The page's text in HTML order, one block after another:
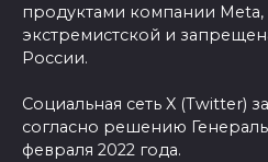
продуктами компании
экстремистской и
России.
Социальная сеть X (Twitter)
согласно решению
февраля 2022 года.